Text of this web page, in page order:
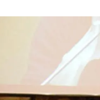
Publicaciones
Synthesis Actions